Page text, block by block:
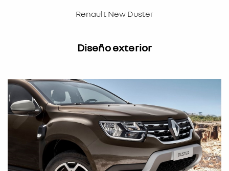
Renault New Duster
Diseño exterior